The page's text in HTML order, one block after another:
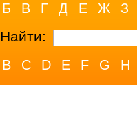
Б В Г Д Е Ж З
Найти:
B C D E F G H